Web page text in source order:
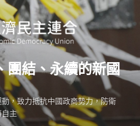
團結、永續的新國
，致力抵抗中國政商勢力，防衛
主